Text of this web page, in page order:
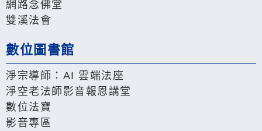
網路念佛堂
雙溪法會
數位圖書館
淨宗導師：AI 雲端法座
淨空老法師影音報恩講堂
數位法寶
影音專區